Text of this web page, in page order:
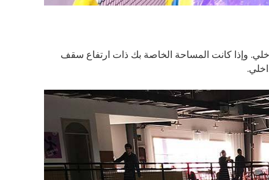
وإذا كانت المساحة الخاصة بك ذات ارتفاع سقف